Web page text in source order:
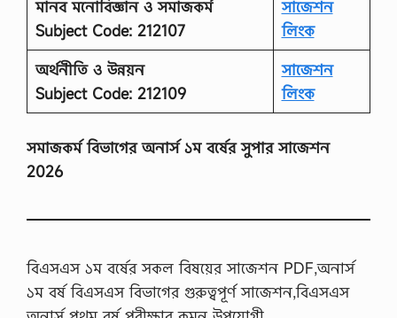
মানব মনোবিজ্ঞান ও সমাজকর্ম
Subject Code: 212107
সাজেশন
লিংক
অর্থনীতি ও উন্নয়ন
Subject Code: 212109
সাজেশন
লিংক
সমাজকর্ম বিভাগের অনার্স ১ম বর্ষের সুপার সাজেশন
2026
বিএসএস ১ম বর্ষের সকল বিষয়ের সাজেশন PDF,অনার্স
১ম বর্ষ বিএসএস বিভাগের গুরুত্বপূর্ণ সাজেশন,বিএসএস